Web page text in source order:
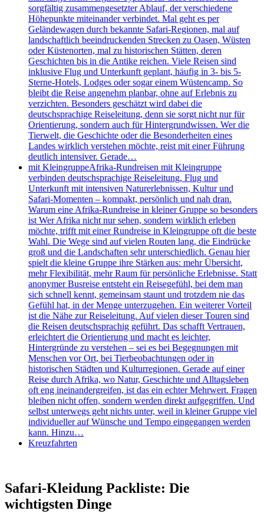
sorgfältig zusammengesetzter Ablauf, der verschiedene
Höhepunkte miteinander verbindet. Mal geht es per
Geländewagen durch bekannte Safari-Regionen, mal auf
landschaftlich beeindruckenden Strecken zu Oasen, Wüsten
oder Küstenorten, mal zu historischen Stätten, deren
Geschichten bis in die Antike reichen. Viele Reisen sind
inklusive Flug und Unterkunft geplant, häufig in 3- bis 5-
Sterne-Hotels, Lodges oder sogar einem Wüstencamp. So
bleibt die Reise angenehm planbar, ohne auf Erlebnis zu
verzichten. Besonders geschätzt wird dabei die
deutschsprachige Reiseleitung, denn sie sorgt nicht nur für
Orientierung, sondern auch für Hintergrundwissen. Wer die
Tierwelt, die Geschichte oder die Besonderheiten eines
Landes wirklich verstehen möchte, reist mit einer Führung
deutlich intensiver. Gerade…
mit KleingruppeAfrika-Rundreisen mit Kleingruppe
verbinden deutschsprachige Reiseleitung, Flug und
Unterkunft mit intensiven Naturerlebnissen, Kultur und
Safari-Momenten – kompakt, persönlich und nah dran.
Warum eine Afrika-Rundreise in kleiner Gruppe so besonders
ist Wer Afrika nicht nur sehen, sondern wirklich erleben
möchte, trifft mit einer Rundreise in Kleingruppe oft die beste
Wahl. Die Wege sind auf vielen Routen lang, die Eindrücke
groß und die Landschaften sehr unterschiedlich. Genau hier
spielt die kleine Gruppe ihre Stärken aus: mehr Übersicht,
mehr Flexibilität, mehr Raum für persönliche Erlebnisse. Statt
anonymer Busreise entsteht ein Reisegefühl, bei dem man
sich schnell kennt, gemeinsam staunt und trotzdem nie das
Gefühl hat, in der Menge unterzugehen. Ein weiterer Vorteil
ist die Nähe zur Reiseleitung. Auf vielen dieser Touren sind
die Reisen deutschsprachig geführt. Das schafft Vertrauen,
erleichtert die Orientierung und macht es leichter,
Hintergründe zu verstehen – sei es bei Begegnungen mit
Menschen vor Ort, bei Tierbeobachtungen oder in
historischen Städten und Kulturregionen. Gerade auf einer
Reise durch Afrika, wo Natur, Geschichte und Alltagsleben
oft eng ineinandergreifen, ist das ein echter Mehrwert. Fragen
bleiben nicht offen, sondern werden direkt aufgegriffen. Und
selbst unterwegs geht nichts unter, weil in kleiner Gruppe viel
individueller auf Wünsche und Tempo eingegangen werden
kann. Hinzu…
Kreuzfahrten
Safari-Kleidung Packliste: Die
wichtigsten Dinge